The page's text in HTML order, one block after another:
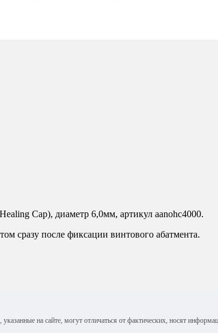
Сар), диаметр 6,0мм, артикул aanohc4000.
сразу после фиксации винтового абатмента.
на сайте, могут отличаться от фактических, носят